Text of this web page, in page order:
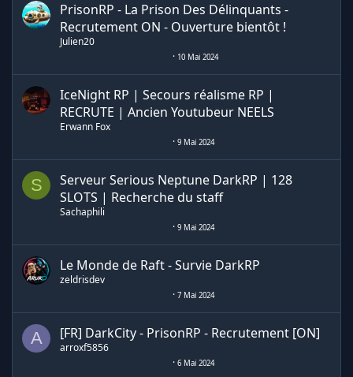
PrisonRP - La Prison Des Délinquants -
Recrutement ON - Ouverture bientôt !
Julien20
10 Mai 2024
IceNight RP | Secours réalisme RP |
RECRUTE | Ancien Youtubeur NEELS
Erwann Fox
9 Mai 2024
S
Serveur Serious Neptune DarkRP | 128
SLOTS | Recherche du staff
Sachaphili
9 Mai 2024
Le Monde de Raft - Survie DarkRP
zeldrisdev
7 Mai 2024
A [FR] DarkCity - PrisonRP - Recrutement [ON]
arroxf5856
6 Mai 2024